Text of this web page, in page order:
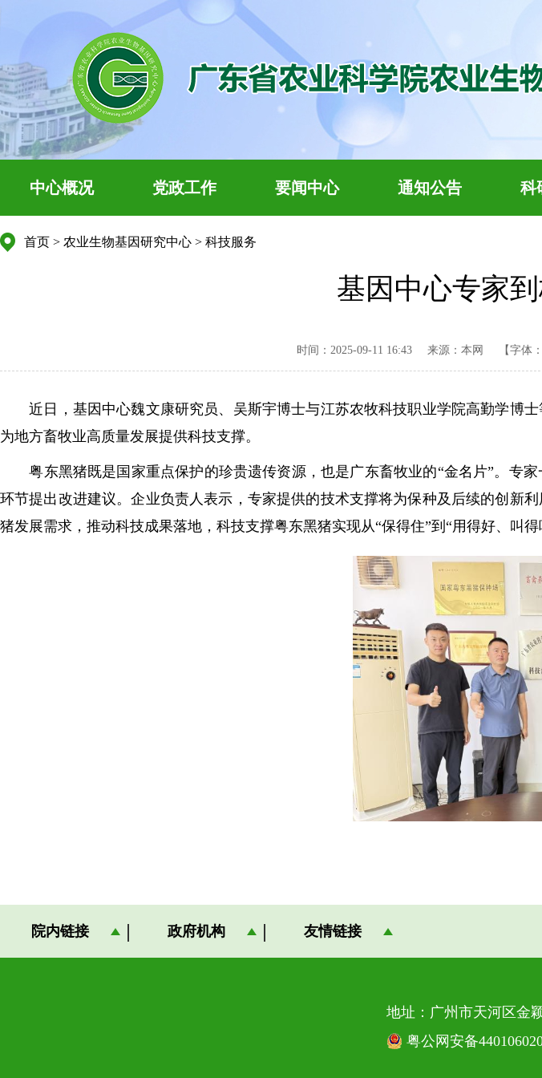
中心概况 党政工作 要闻中心 通知公告 科
首页 > 农业生物基因研究中心 > 科技服务
基因中心专家
时间：2025-09-11 16:43 来源：本网 【字体：
近日，基因中心魏文康研究员、吴斯宇博士与江苏农牧科技职业学院高勤学博
为地方畜牧业高质量发展提供科技支撑。
粤东黑猪既是国家重点保护的珍贵遗传资源，也是广东畜牧业的“金名片”。专
环节提出改进建议。企业负责人表示，专家提供的技术支撑将为保种及后续的创新
猪发展需求，推动科技成果落地，科技支撑粤东黑猪实现从“保得住”到“用得好、叫得
院内链接 政府机构 友情链接
地址：广州市天河区金
粤公网安备